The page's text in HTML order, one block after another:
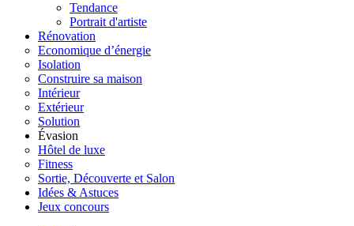
Tendance
Portrait d'artiste
Rénovation
Economique d’énergie
Isolation
Construire sa maison
Intérieur
Extérieur
Solution
Évasion
Hôtel de luxe
Fitness
Sortie, Découverte et Salon
Idées & Astuces
Jeux concours